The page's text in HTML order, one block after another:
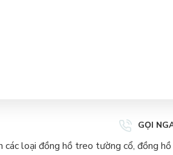
GỌI
các loại đồng hồ treo tường cổ, đồng